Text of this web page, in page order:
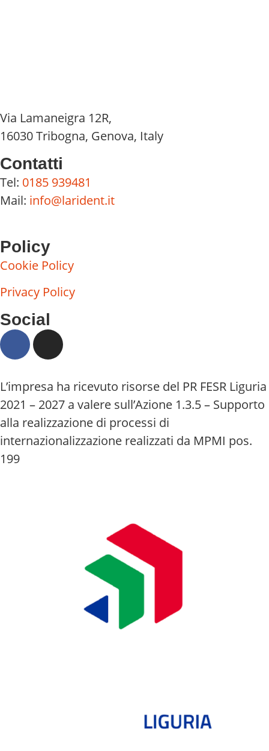
Via Lamaneigra 12R,
16030 Tribogna, Genova, Italy
Contatti
Tel: 0185 939481
Mail: info@larident.it
Policy
Cookie Policy
Privacy Policy
Social
L’impresa ha ricevuto risorse del PR FESR Liguria
2021 – 2027 a valere sull’Azione 1.3.5 – Supporto
alla realizzazione di processi di
internazionalizzazione realizzati da MPMI pos.
199